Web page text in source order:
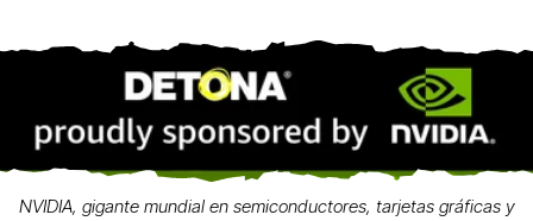
NVIDIA, gigante mundial en semiconductores, tarjetas gráficas y